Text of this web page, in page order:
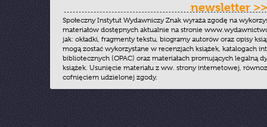
newsletter >>
Społeczny Instytut Wydawniczy Znak wyraża zgodę na
materiałów dostępnych aktualnie na stronie
jak: okładki, fragmenty tekstu, biogramy autorów oraz opisy
mogą zostać wykorzystane w recenzjach książek, katalogach
bibliotecznych (OPAC) oraz materiałach promujących legalną
książek. Usunięcie materiału z ww. strony internetowej,
cofnięciem udzielonej zgody.